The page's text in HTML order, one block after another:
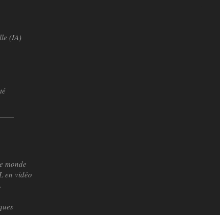
(IA)
monde
en vidéo